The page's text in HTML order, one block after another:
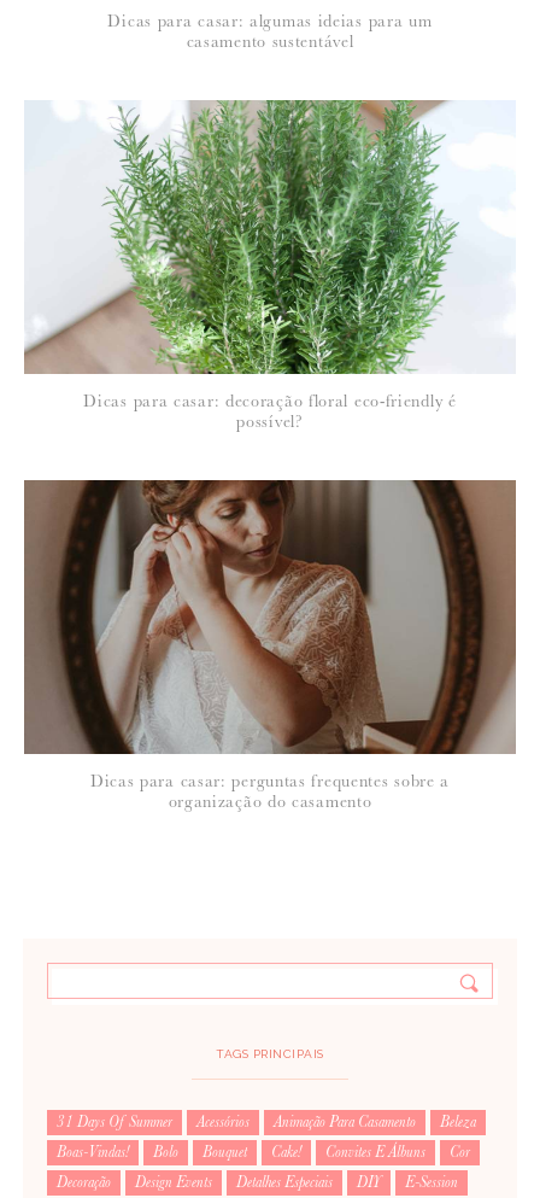
Para saber como tratamos e protegemos os seus dados, leia a nossa
política de privacidade
Dicas para casar: algumas ideias para um
casamento sustentável
Dicas para casar: decoração floral eco-friendly é
possível?
Dicas para casar: perguntas frequentes sobre a
organização do casamento
TAGS PRINCIPAIS
31 Days Of Summer Acessórios Animação Para Casamento
Beleza
Boas-Vindas!
Bolo Bouquet Cake! Convites E Álbuns
Cor
Decoração
Design Events Detalhes Especiais DIY E-Session